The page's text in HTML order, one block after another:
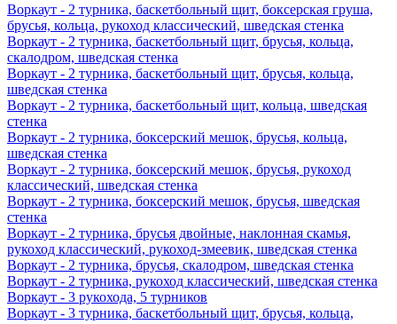
Воркаут - 2 турника, баскетбольный щит, боксерская груша,
брусья, кольца, рукоход классический, шведская стенка
Воркаут - 2 турника, баскетбольный щит, брусья, кольца,
скалодром, шведская стенка
Воркаут - 2 турника, баскетбольный щит, брусья, кольца,
шведская стенка
Воркаут - 2 турника, баскетбольный щит, кольца, шведская
стенка
Воркаут - 2 турника, боксерский мешок, брусья, кольца,
шведская стенка
Воркаут - 2 турника, боксерский мешок, брусья, рукоход
классический, шведская стенка
Воркаут - 2 турника, боксерский мешок, брусья, шведская
стенка
Воркаут - 2 турника, брусья двойные, наклонная скамья,
рукоход классический, рукоход-змеевик, шведская стенка
Воркаут - 2 турника, брусья, скалодром, шведская стенка
Воркаут - 2 турника, рукоход классический, шведская стенка
Воркаут - 3 рукохода, 5 турников
Воркаут - 3 турника, баскетбольный щит, брусья, кольца,